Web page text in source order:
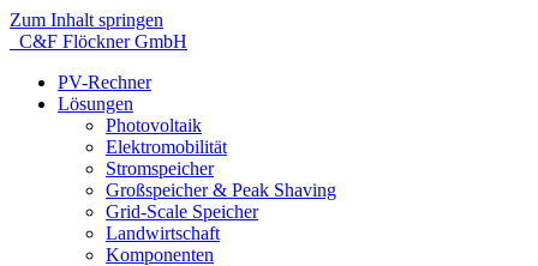
Zum Inhalt springen
C&F Flöckner GmbH
PV-Rechner
Lösungen
Photovoltaik
Elektromobilität
Stromspeicher
Großspeicher & Peak Shaving
Grid-Scale Speicher
Landwirtschaft
Komponenten